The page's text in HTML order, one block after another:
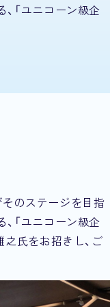
「ユニコーン級企
のステージを目指
「ユニコーン級企
氏をお招きし、ご